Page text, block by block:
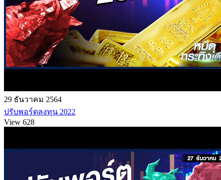
29 ธันวาคม 2564
ปรับพอร์ตลงทุน 2022
View 628